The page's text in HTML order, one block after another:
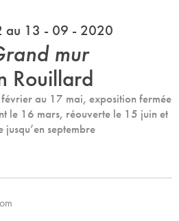
au 13 - 09 - 2020
mur
Rouillard
au 17 mai, exposition fermée
le 16 mars, réouverte le 15 juin et
jusqu’en septembre